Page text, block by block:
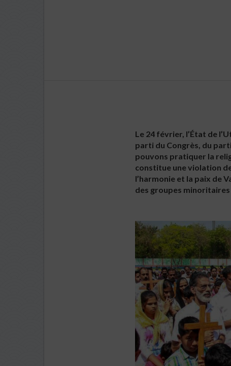
Le 24 février, l’État de
parti du Congrès, du
pouvons pratiquer la
constitue une violation
l’harmonie et la paix de
des groupes